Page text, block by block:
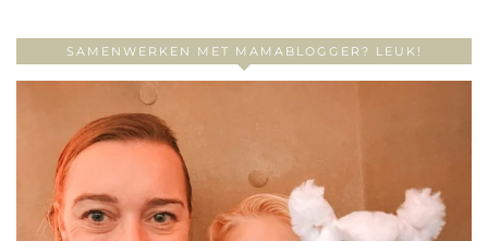
SAMENWERKEN MET MAMABLOGGER? LEUK!